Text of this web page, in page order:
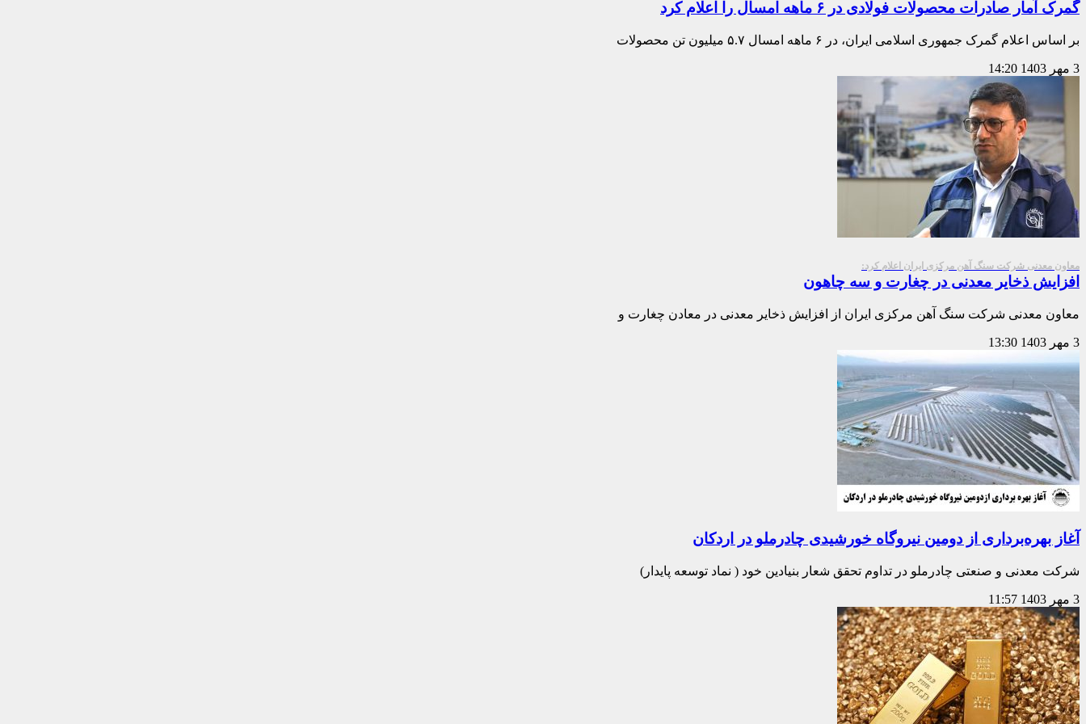
گمرک آمار صادرات محصولات فولادی در ۶ ماهه امسال را اعلام کرد
بر اساس اعلام گمرک جمهوری اسلامی ایران، در ۶ ماهه امسال ۵.۷ میلیون تن محصولات
3 مهر 1403 14:20
معاون معدنی شرکت سنگ آهن مرکزی ایران اعلام کرد:
افزایش ذخایر معدنی در چغارت و سه چاهون
معاون معدنی شرکت سنگ آهن مرکزی ایران از افزایش ذخایر معدنی در معادن چغارت و
3 مهر 1403 13:30
آغاز بهره‌برداری از دومین نیروگاه خورشیدی چادرملو در اردکان
شرکت معدنی و صنعتی چادرملو در تداوم تحقق شعار بنیادین خود ( نماد توسعه پایدار)
3 مهر 1403 11:57